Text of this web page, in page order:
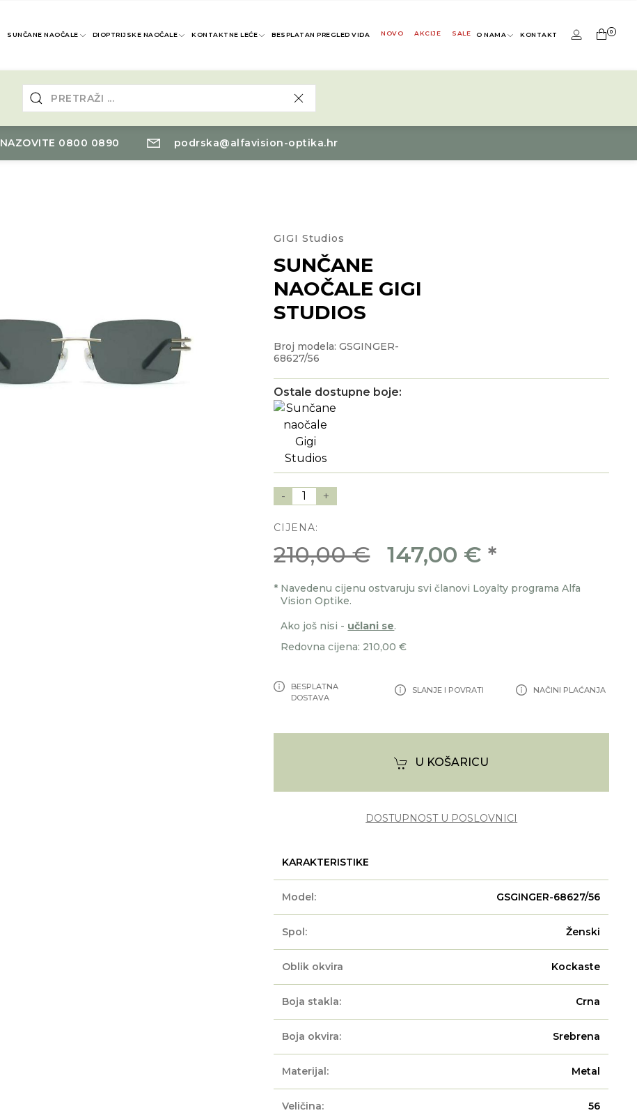
SUNČANE NAOČALE DIOPTRIJSKE NAOČALE KONTAKTNE LEĆE BESPLATAN PREGLED VIDA NOVO AKCIJE SALE O NAMA KONTAKT 0
NAZOVITE 0800 0890 podrska@alfavision-optika.hr
GIGI Studios
SUNČANE
NAOČALE GIGI
STUDIOS
Broj modela: GSGINGER-
68627/56
Ostale dostupne boje:
- 1 +
CIJENA:
210,00 € 147,00 € *
* Navedenu cijenu ostvaruju svi članovi Loyalty programa Alfa
Vision Optike.
Ako još nisi - učlani se.
Redovna cijena: 210,00 €
BESPLATNA
DOSTAVA
SLANJE I POVRATI NAČINI PLAĆANJA
U KOŠARICU
DOSTUPNOST U POSLOVNICI
KARAKTERISTIKE
Model: GSGINGER-68627/56
Spol: Ženski
Oblik okvira Kockaste
Boja stakla: Crna
Boja okvira: Srebrena
Materijal: Metal
Veličina: 56